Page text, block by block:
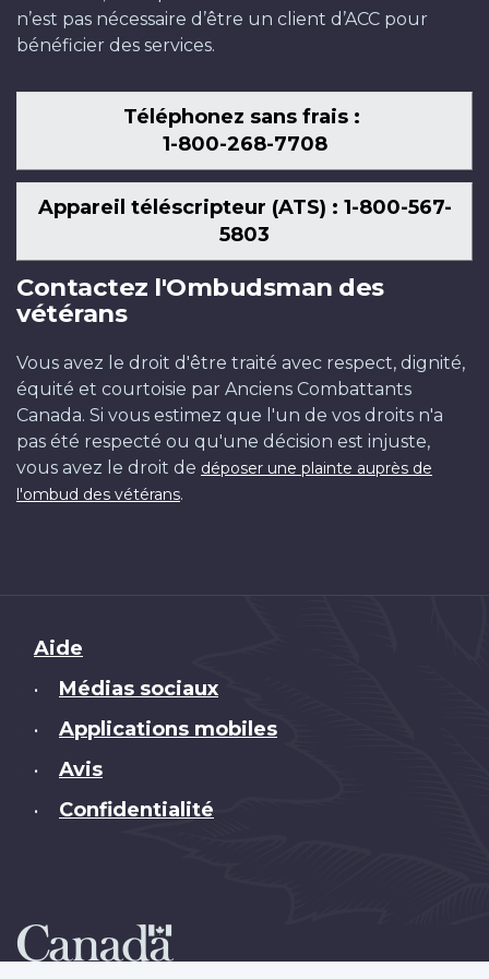
n’est pas nécessaire d’être un client d’ACC pour
bénéficier des services.
Téléphonez sans frais :
1-800-268-7708
Appareil téléscripteur (ATS) : 1-800-567-
5803
Contactez l'Ombudsman des
vétérans
Vous avez le droit d'être traité avec respect, dignité,
équité et courtoisie par Anciens Combattants
Canada. Si vous estimez que l'un de vos droits n'a
pas été respecté ou qu'une décision est injuste,
vous avez le droit de déposer une plainte auprès de
l'ombud des vétérans.
Brand
Aide
• Médias sociaux
• Applications mobiles
• Avis
• Confidentialité